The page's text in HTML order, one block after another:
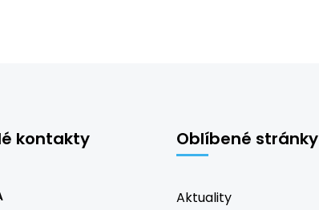
kontakty Oblíbené stránky
Aktuality